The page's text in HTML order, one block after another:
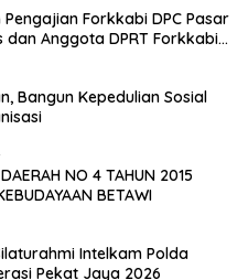
Forkkabi DPC Pasar
dan Anggota DPRT Forkkabi
Bangun Kepedulian Sosial
NO 4 TAHUN 2015
BETAWI
Intelkam Polda
Pekat Jaya 2026